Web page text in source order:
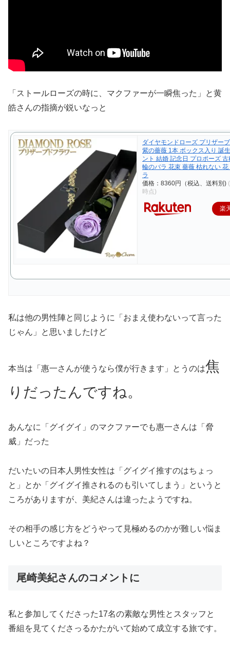
「ストールローズの時に、マクファーが一瞬焦った」と黄
皓さんの指摘が鋭いなっと
ダイヤモンドローズ プリザー
紫の薔薇 1本 ボックス入り 誕
ント 結婚 記念日 プロポーズ
輪のバラ 花束 薔薇 枯れない 花
ラ
価格：8360円（税込、送料別)
時点)
楽
私は他の男性陣と同じように「おまえ使わないって言った
じゃん」と思いましたけど
本当は「惠一さんが使うなら僕が行きます」とうのは焦
りだったんですね。
あんなに「グイグイ」のマクファーでも惠一さんは「脅
威」だった
だいたいの日本人男性女性は「グイグイ推すのはちょっ
と」とか「グイグイ推されるのも引いてしまう」というと
ころがありますが、美紀さんは違ったようですね。
その相手の感じ方をどうやって見極めるのかが難しい悩ま
しいところですよね？
尾崎美紀さんのコメントに
私と参加してくださった17名の素敵な男性とスタッフと
番組を見てくださっるかたがいて始めて成立する旅です。